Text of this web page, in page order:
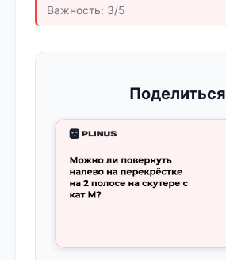
Важность: 3/5
Поделиться